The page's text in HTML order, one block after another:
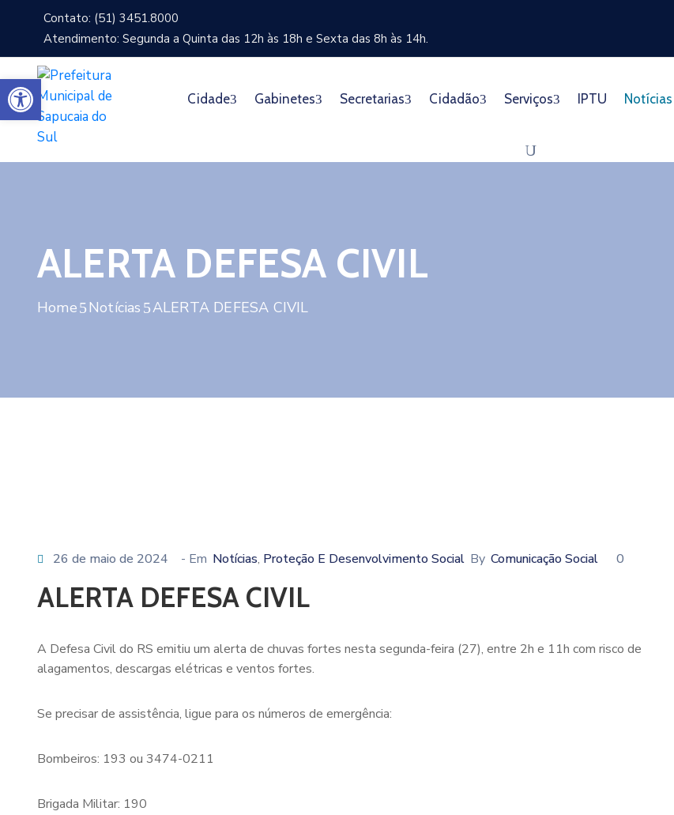
Contato: (51) 3451.8000
Atendimento: Segunda a Quinta das 12h às 18h e Sexta das 8h às 14h.
Cidade Gabinetes Secretarias Cidadão Serviços IPTU Notícias
ALERTA DEFESA CIVIL
Home Notícias ALERTA DEFESA CIVIL
26 de maio de 2024 - Em Notícias‚ Proteção E Desenvolvimento Social By Comunicação Social 0
ALERTA DEFESA CIVIL
A Defesa Civil do RS emitiu um alerta de chuvas fortes nesta segunda-feira (27), entre 2h e 11h com risco de
alagamentos, descargas elétricas e ventos fortes.
Se precisar de assistência, ligue para os números de emergência:
Bombeiros: 193 ou 3474-0211
Brigada Militar: 190
Abrir a barra de ferramentas